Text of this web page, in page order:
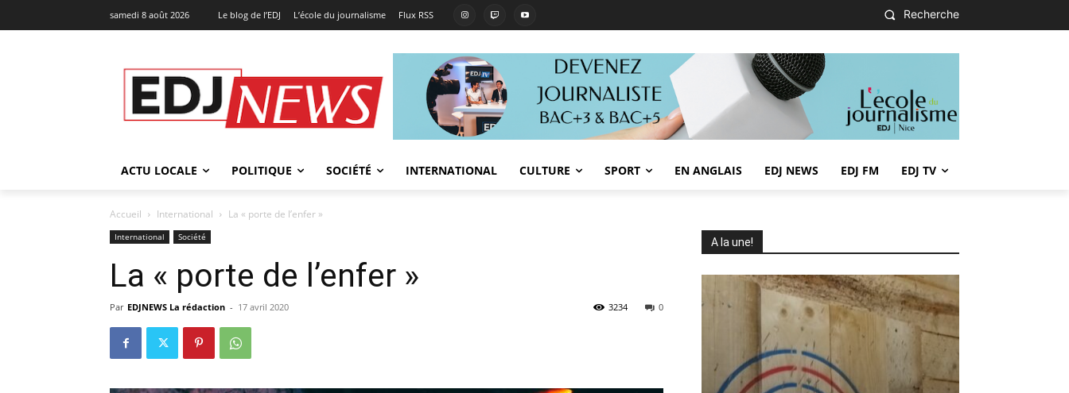
samedi 8 août 2026 Le blog de l’EDJ L’école du journalisme Flux RSS Recherche
ACTU LOCALE POLITIQUE SOCIÉTÉ INTERNATIONAL CULTURE SPORT EN ANGLAIS EDJ NEWS EDJ FM EDJ TV
Accueil International La « porte de l’enfer »
International Société
La « porte de l’enfer »
Par EDJNEWS La rédaction - 17 avril 2020 0
3234
A la une!